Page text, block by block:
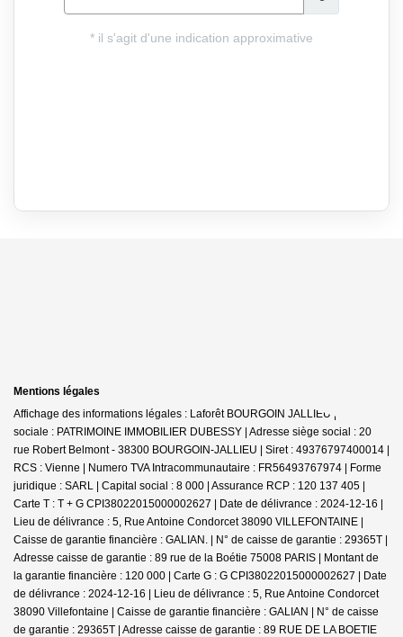
Mentions légales
Affichage des informations légales : Laforêt BOURGOIN JALLIEU | Raison
sociale : PATRIMOINE IMMOBILIER DUBESSY | Adresse siège social : 20
rue Robert Belmont - 38300 BOURGOIN-JALLIEU | Siret : 49376797400014 |
RCS : Vienne | Numero TVA Intracommunautaire : FR56493767974 | Forme
juridique : SARL | Capital social : 8 000 | Assurance RCP : 120 137 405 |
Carte T : T + G CPI38022015000002627 | Date de délivrance : 2024-12-16 |
Lieu de délivrance : 5, Rue Antoine Condorcet 38090 VILLEFONTAINE |
Caisse de garantie financière : GALIAN. | N° de caisse de garantie : 29365T |
Adresse caisse de garantie : 89 rue de la Boétie 75008 PARIS | Montant de
la garantie financière : 120 000 | Carte G : G CPI38022015000002627 | Date
de délivrance : 2024-12-16 | Lieu de délivrance : 5, Rue Antoine Condorcet
38090 Villefontaine | Caisse de garantie financière : GALIAN | N° de caisse
de garantie : 29365T | Adresse caisse de garantie : 89 RUE DE LA BOETIE